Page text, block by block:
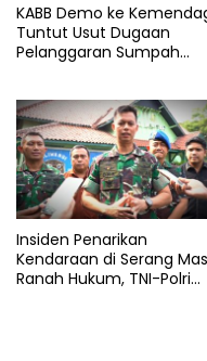
KABB Demo ke
Tuntut Usut Dugaan
Pelanggaran Sumpah
Insiden Penarikan
Kendaraan di Serang
Ranah Hukum, TNI-Polri